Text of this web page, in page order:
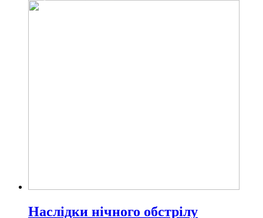
Наслідки нічного обстрілу